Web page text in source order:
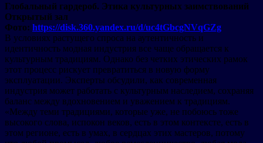
Глобальный гардероб. Этика культурных заимствований
Открытый зал
Фото: https://disk.360.yandex.ru/d/uc4tGbcgNVqGZg
В условиях растущего спроса на аутентичность и
идентичность модная индустрия все чаще обращается к
культурным традициям. Однако без четких этических рамок
этот процесс рискует превратиться в новую форму
эксплуатации. Эксперты обсудили, как современная
индустрия может работать с культурным наследием, сохраняя
баланс между вдохновением и уважением к традициям.
«Между теми традициями, которые уже, не побоюсь тоже
высокого слова, испокон веков, есть в этом контексте, есть в
этом регионе, есть в умах, в сердцах этих мастеров, потому